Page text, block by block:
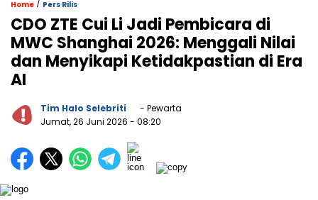
Home / Pers Rilis
CDO ZTE Cui Li Jadi Pembicara di
MWC Shanghai 2026: Menggali Nilai
dan Menyikapi Ketidakpastian di Era
AI
Tim Halo Selebriti
- Pewarta
Jumat, 26 Juni 2026 - 08:20